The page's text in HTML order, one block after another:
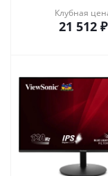
Клубная
21 512 ₽